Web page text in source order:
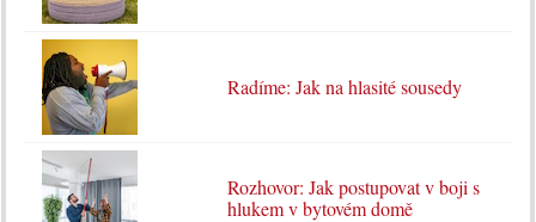
Radíme: Jak na hlasité sousedy
Rozhovor: Jak postupovat v boji s
hlukem v bytovém domě